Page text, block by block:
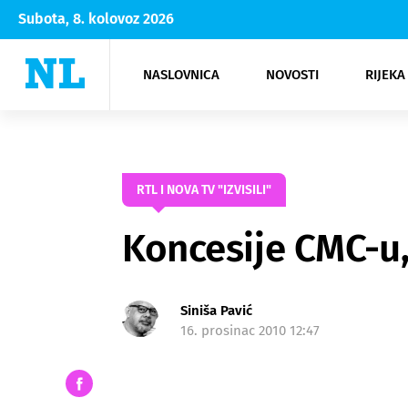
Subota, 8. kolovoz 2026
NASLOVNICA NOVOSTI
Rijeka Opatija
NK
Moda
Kultura
RTL I NOVA TV "IZVISILI"
Koncesije
Siniša Pavić
16. prosinac 2010 12:47